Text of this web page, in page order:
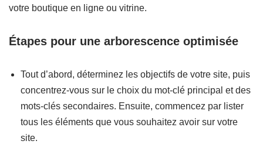
votre boutique en ligne ou vitrine.
Étapes pour une arborescence optimisée
Tout d’abord, déterminez les objectifs de votre site, puis
concentrez-vous sur le choix du mot-clé principal et des
mots-clés secondaires. Ensuite, commencez par lister
tous les éléments que vous souhaitez avoir sur votre
site.